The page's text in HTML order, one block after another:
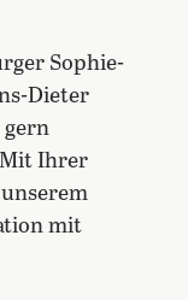
Sophie-
Dieter
gern
Ihrer
mit